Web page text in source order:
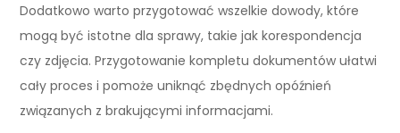
Dodatkowo warto przygotować wszelkie dowody, które
mogą być istotne dla sprawy, takie jak korespondencja
czy zdjęcia. Przygotowanie kompletu dokumentów ułatwi
cały proces i pomoże uniknąć zbędnych opóźnień
związanych z brakującymi informacjami.